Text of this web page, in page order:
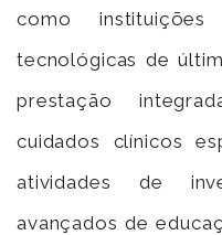
como
tecnológicas de
prestação
cuidados clínicos
atividades de
avançados de